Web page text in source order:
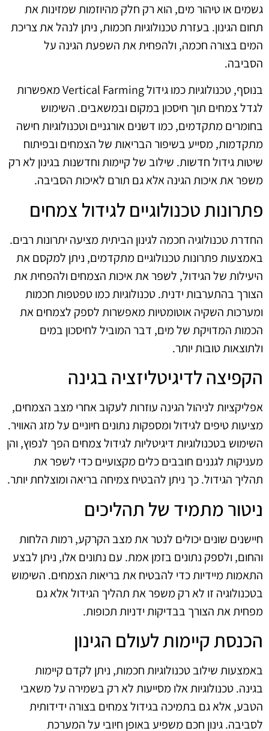
גשמים או טיהור מים, הוא רק חלק מהיוזמות שמזינות את
תחום הגינון. בעזרת טכנולוגיות חכמות, ניתן לנהל את צריכת
המים בצורה חכמה, ולהפחית את השפעת הגינה על
הסביבה.
בנוסף, טכנולוגיות כמו גידול Vertical Farming מאפשרות
לגדל צמחים תוך חיסכון במקום ובמשאבים. השימוש
בחומרים מתקדמים, כמו דשנים אורגניים וטכנולוגיות חישה
מתקדמות, מסייע בשיפור הבריאות של הצמחים ובפיתוח
שיטות גידול חדשות. שילוב של קיימות וחדשנות בגינון לא רק
משפר את איכות הגינה אלא גם תורם לאיכות הסביבה.
פתרונות טכנולוגיים לגידול צמחים
החדרת טכנולוגיה חכמה לגינון הביתית מציעה יתרונות רבים.
באמצעות פתרונות טכנולוגיים מתקדמים, ניתן למקסם את
היעילות של הגידול, לשפר את איכות הצמחים ולהפחית את
הצורך בהתערבות ידנית. טכנולוגיות כמו טפטפות חכמות
ומערכות השקיה אוטומטיות מאפשרות לספק לצמחים את
הכמות המדויקת של מים, דבר המוביל לחיסכון במים
ולתוצאות טובות יותר.
הקפיצה לדיגיטליזציה בגינה
אפליקציות לניהול הגינה עוזרות לעקוב אחרי מצב הצמחים,
מציעות טיפים לגידול ומספקות נתונים חיוניים על מזג האוויר.
השימוש בטכנולוגיות דיגיטליות לגידול צמחים הפך לנפוץ, והן
מעניקות לגננים חובבים כלים מקצועיים כדי לשפר את
תהליך הגידול. כך ניתן להבטיח צמיחה בריאה ומוצלחת יותר.
ניטור מתמיד של תהליכים
חיישנים שונים יכולים לנטר את מצב הקרקע, רמות הלחות
והחום, ולספק נתונים בזמן אמת. עם נתונים אלו, ניתן לבצע
התאמות מיידיות כדי להבטיח את בריאות הצמחים. השימוש
בטכנולוגיה זו לא רק משפר את תהליך הגידול אלא גם
מפחית את הצורך בבדיקות ידניות תכופות.
הכנסת קיימות לעולם הגינון
באמצעות שילוב טכנולוגיות חכמות, ניתן לקדם קיימות
בגינה. טכנולוגיות אלו מסייעות לא רק בשמירה על משאבי
הטבע, אלא גם בתמיכה בגידול צמחים בצורה ידידותית
לסביבה. גינון חכם משפיע באופן חיובי על המערכת